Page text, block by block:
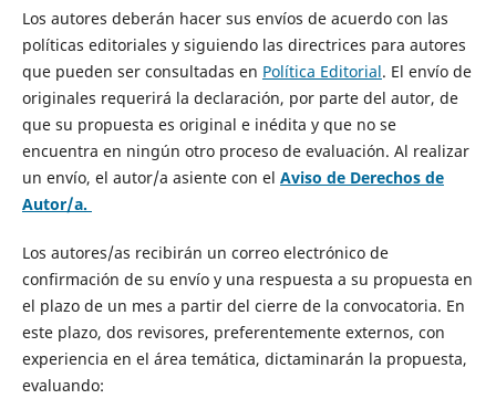
Los autores deberán hacer sus envíos de acuerdo con las
políticas editoriales y siguiendo las directrices para autores
que pueden ser consultadas en Política Editorial. El envío de
originales requerirá la declaración, por parte del autor, de
que su propuesta es original e inédita y que no se
encuentra en ningún otro proceso de evaluación. Al realizar
un envío, el autor/a asiente con el Aviso de Derechos de
Autor/a.
Los autores/as recibirán un correo electrónico de
confirmación de su envío y una respuesta a su propuesta en
el plazo de un mes a partir del cierre de la convocatoria. En
este plazo, dos revisores, preferentemente externos, con
experiencia en el área temática, dictaminarán la propuesta,
evaluando: